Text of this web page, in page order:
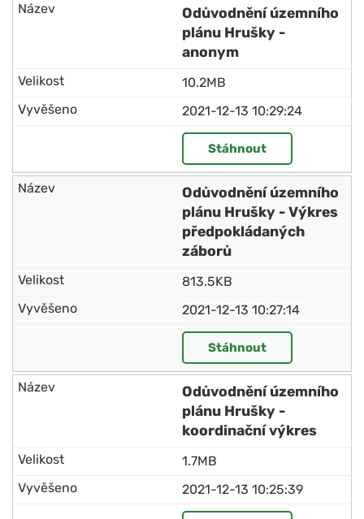
Odůvodnění územního
plánu Hrušky -
anonym
10.2MB
2021-12-13 10:29:24
Stáhnout
Odůvodnění územního
plánu Hrušky - Výkres
předpokládaných
záborů
813.5KB
2021-12-13 10:27:14
Stáhnout
Odůvodnění územního
plánu Hrušky -
koordinační výkres
1.7MB
2021-12-13 10:25:39